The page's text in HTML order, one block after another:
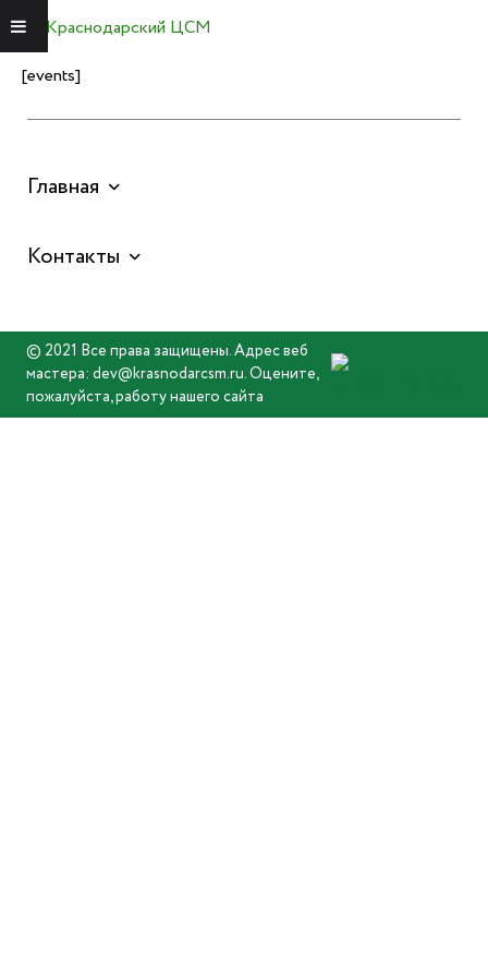
[events]
Главная
Контакты
© 2021 Все права защищены. Адрес веб
мастера: dev@krasnodarcsm.ru. Оцените,
пожалуйста, работу нашего сайта
Краснодарский ЦСМ